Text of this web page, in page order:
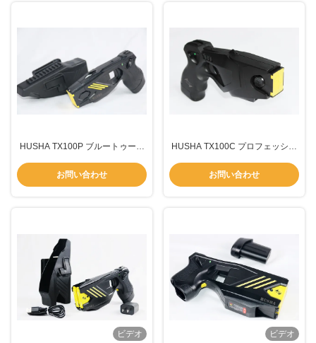
HUSHA TX100P ブルートゥース
ョン 防水 IP57 防水 55KV 出力電
圧
お問い合わせ
HUSHA TX100C プロフェッショ
レーザー照準、5秒カウントダウ
ン（法執行機関向け）
お問い合わせ
ビデオ
ビデオ